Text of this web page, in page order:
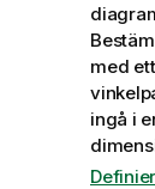
n
med
ingå i